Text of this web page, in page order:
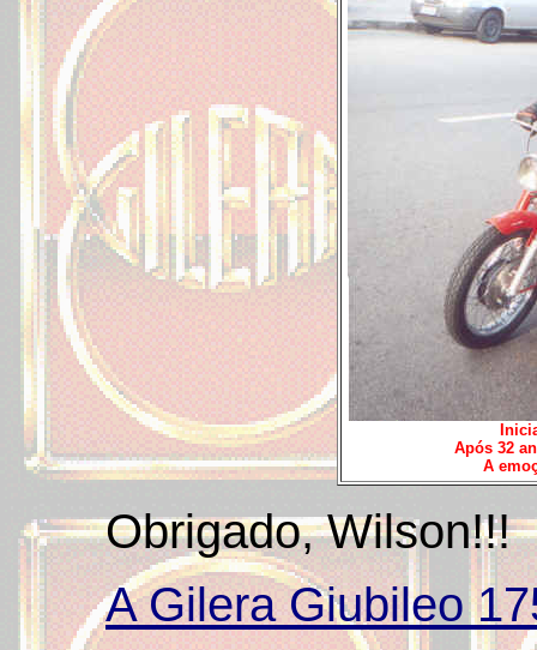
Após 32
A
Obrigado, Wilson!!!
A Gilera Giubileo